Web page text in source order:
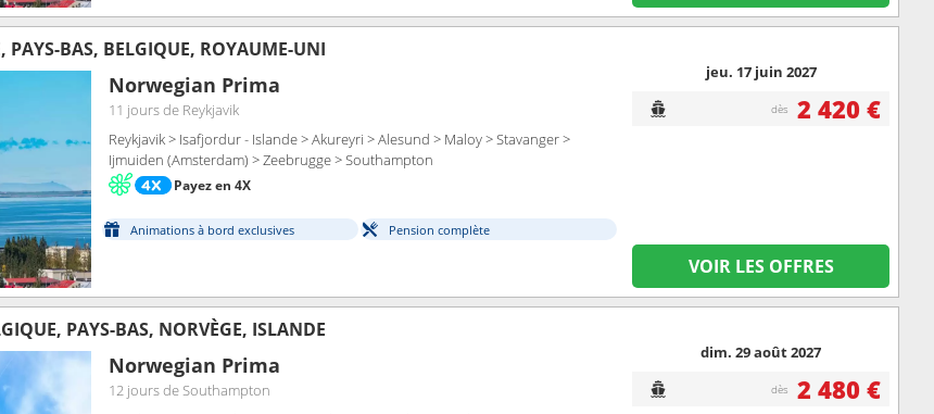
PAYS-BAS, BELGIQUE, ROYAUME-UNI
Norwegian Prima
11 joursde Reykjavik
Reykjavik > Isafjordur - Islande > Akureyri > Alesund > Maloy > Stavanger >
Ijmuiden (Amsterdam) > Zeebrugge > Southampton
Payez en 4X
Animations à bord exclusives Pension complète
jeu. 17 juin 2027
dès 2 420 €
VOIR LES OFFRES
PAYS-BAS, NORVÈGE, ISLANDE
Norwegian Prima
12 joursde Southampton
dim. 29 août 2027
dès 2 480 €